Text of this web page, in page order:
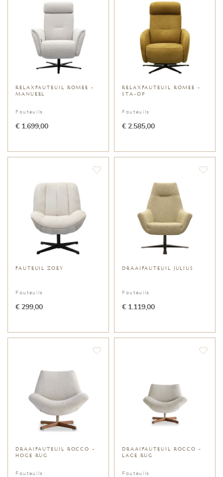
RELAXFAUTEUIL ROMEE -
MANUEEL
Fauteuils
€ 1.699,00
RELAXFAUTEUIL ROMEE -
STA-OP
Fauteuils
€ 2.585,00
FAUTEUIL ZOEY
Fauteuils
€ 299,00
DRAAIFAUTEUIL JULIUS
Fauteuils
€ 1.119,00
DRAAIFAUTEUIL ROCCO -
HOGE RUG
Fauteuils
DRAAIFAUTEUIL ROCCO -
LAGE RUG
Fauteuils